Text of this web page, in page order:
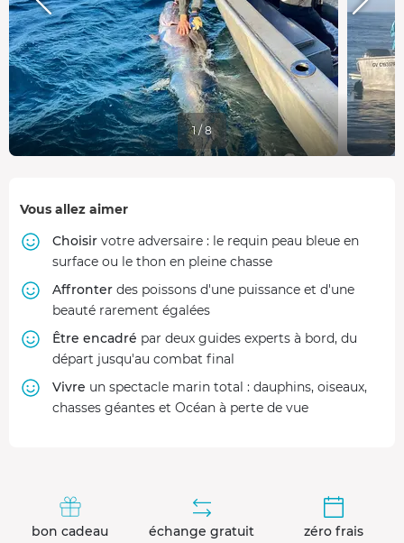
1 / 8
Vous allez aimer
Choisir votre adversaire : le requin peau bleue en
surface ou le thon en pleine chasse
Affronter des poissons d'une puissance et d'une
beauté rarement égalées
Être encadré par deux guides experts à bord, du
départ jusqu'au combat final
Vivre un spectacle marin total : dauphins, oiseaux,
chasses géantes et Océan à perte de vue
bon cadeau
échange gratuit
zéro frais